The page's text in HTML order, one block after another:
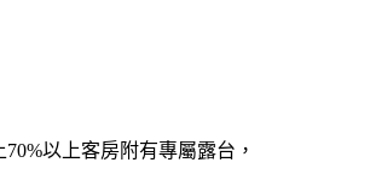
以上客房附有專屬露台，